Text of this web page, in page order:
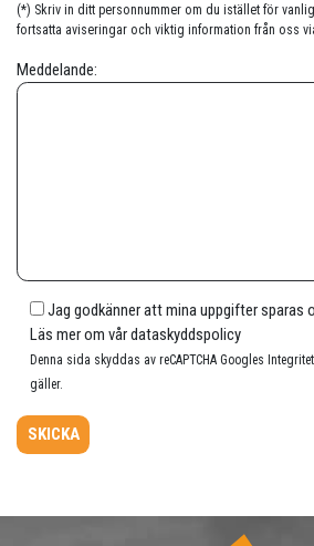
(*) Skriv in ditt personnummer om du istället för
fortsatta aviseringar och viktig information från oss
Meddelande:
Jag godkänner att mina uppgifter sparas
Läs mer om vårdataskyddspolicy
Denna sida skyddas av reCAPTCHA Googles
gäller.